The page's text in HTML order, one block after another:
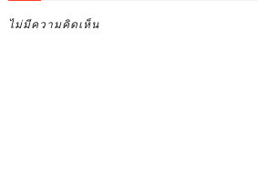
ไม่มีความคิดเห็น